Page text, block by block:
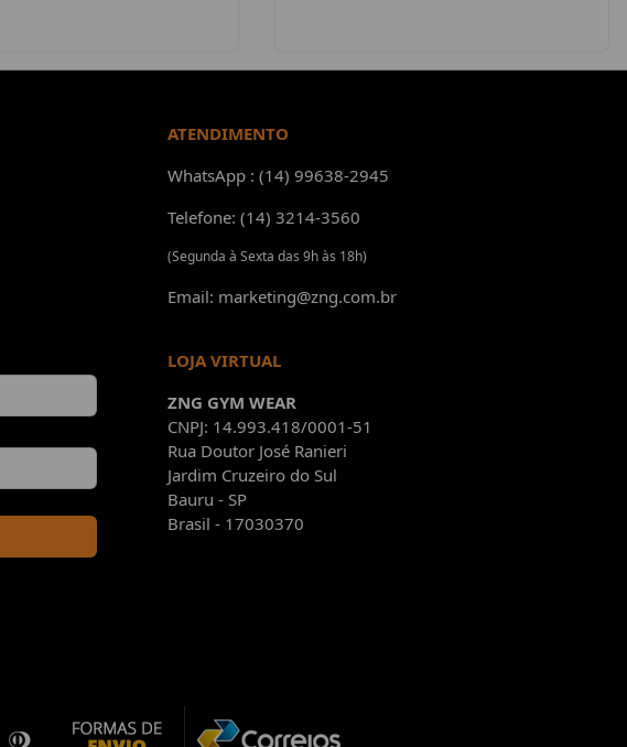
ATENDIMENTO
WhatsApp : (14) 99638-2945
Telefone: (14) 3214-3560
(Segunda à Sexta das 9h às 18h)
Email: marketing@zng.com.br
LOJA VIRTUAL
ZNG GYM WEAR
CNPJ: 14.993.418/0001-51
Rua Doutor José Ranieri
Jardim Cruzeiro do Sul
Bauru - SP
Brasil - 17030370